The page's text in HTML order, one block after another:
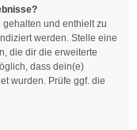
und enthielt zu
werden. Stelle eine
die dir die erweiterte
dass dein(e)
wurden. Prüfe ggf. die